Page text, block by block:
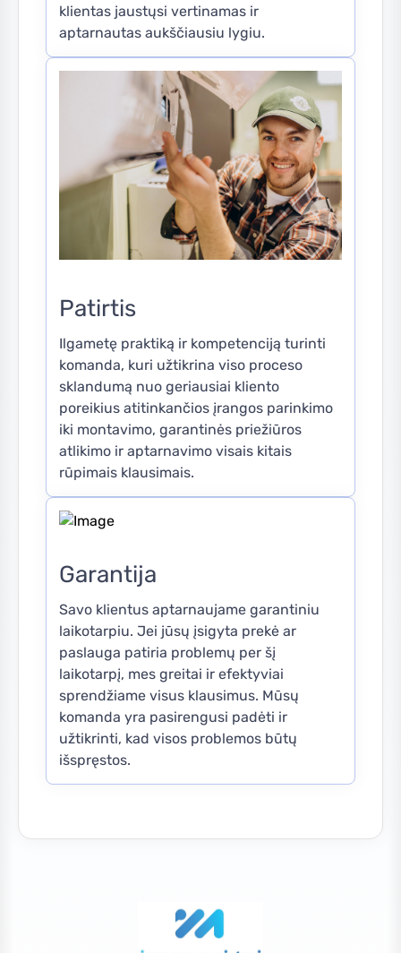
klientas jaustųsi vertinamas ir
aptarnautas aukščiausiu lygiu.
Patirtis
Ilgametę praktiką ir kompetenciją turinti
komanda, kuri užtikrina viso proceso
sklandumą nuo geriausiai kliento
poreikius atitinkančios įrangos parinkimo
iki montavimo, garantinės priežiūros
atlikimo ir aptarnavimo visais kitais
rūpimais klausimais.
Garantija
Savo klientus aptarnaujame garantiniu
laikotarpiu. Jei jūsų įsigyta prekė ar
paslauga patiria problemų per šį
laikotarpį, mes greitai ir efektyviai
sprendžiame visus klausimus. Mūsų
komanda yra pasirengusi padėti ir
užtikrinti, kad visos problemos būtų
išspręstos.